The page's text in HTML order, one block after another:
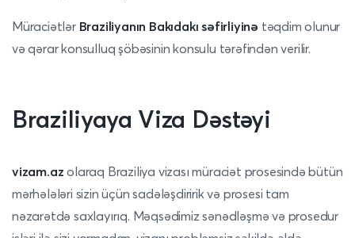
Müraciətlər Braziliyanın Bakıdakı səfirliyinə təqdim olunur
və qərar konsulluq şöbəsinin konsulu tərəfindən verilir.
Braziliyaya Viza Dəstəyi
vizam.az olaraq Braziliya vizası müraciət prosesində bütün
mərhələləri sizin üçün sadələşdiririk və prosesi tam
nəzarətdə saxlayırıq. Məqsədimiz sənədləşmə və prosedur